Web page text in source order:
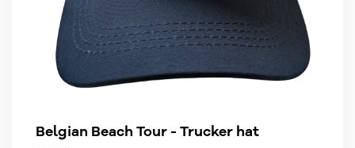
Belgian Beach Tour - Trucker hat